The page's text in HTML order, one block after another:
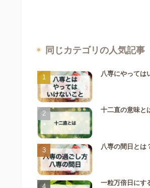
同じカテゴリの人気記事
八専にやっては
十二直の意味と
八専の間日とは
一粒万倍日にす